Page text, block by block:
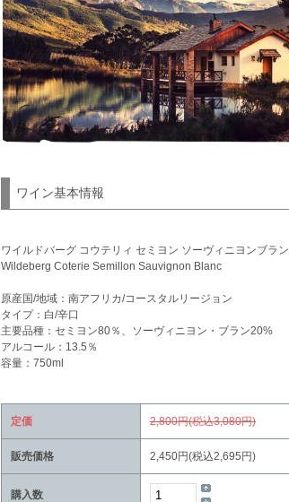
ワイン基本情報
ワイルドバーグ コウテリィ セミヨン ソーヴィニヨンブラン
Wildeberg Coterie Semillon Sauvignon Blanc
原産国/地域：南アフリカ/コースタルリージョン
タイプ：白/辛口
主要品種：セミヨン80％、ソーヴィニヨン・ブラン20%
アルコール：13.5％
容量：750ml
定価 2,800円(税込3,080円)
販売価格 2,450円(税込2,695円)
購入数